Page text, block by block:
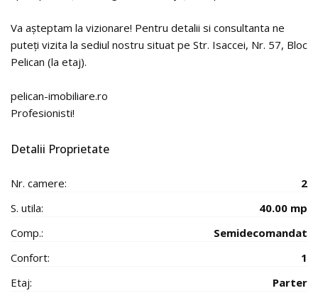
Va așteptam la vizionare! Pentru detalii si consultanta ne
puteți vizita la sediul nostru situat pe Str. Isaccei, Nr. 57, Bloc
Pelican (la etaj).
pelican-imobiliare.ro
Profesionisti!
Detalii Proprietate
Nr. camere:
2
S. utila:
40.00 mp
Comp.:
Semidecomandat
Confort:
1
Etaj:
Parter